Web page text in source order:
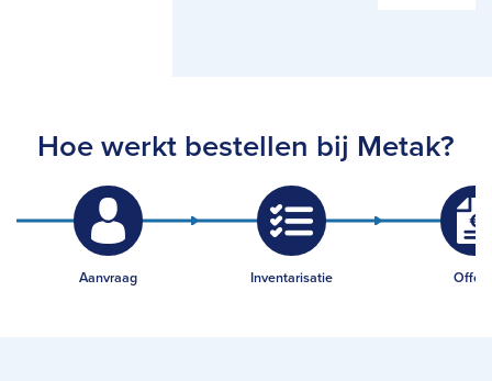
Hoe werkt bestellen bij Metak?
Aanvraag Inventarisatie